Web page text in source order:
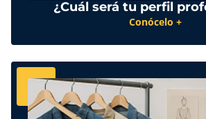
¿Cuál será tu perfil
Conócelo +